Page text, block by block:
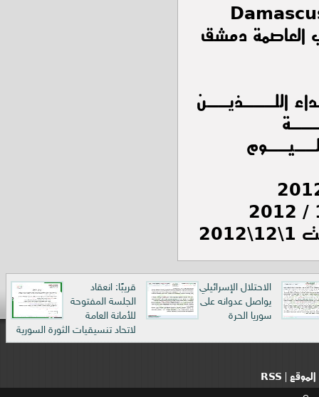
للأحداث الميدانية 1 12 2012 في العاصمة دمشق
اللـــذيــن
الاحتلال الإسرائيلي
يواصل عدوانه على
سوريا الحرة
قريبًا: انعقاد
الجلسة المفتوحة
للأمانة العامة
لاتحاد تنسيقيات الثورة السورية
RSS